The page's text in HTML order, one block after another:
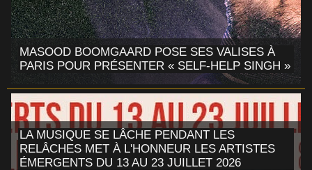
MASOOD BOOMGAARD POSE SES VALISES À
PARIS POUR PRÉSENTER « SELF-HELP SINGH »
LA MUSIQUE SE LÂCHE PENDANT LES
RELÂCHES MET À L'HONNEUR LES ARTISTES
ÉMERGENTS DU 13 AU 23 JUILLET 2026